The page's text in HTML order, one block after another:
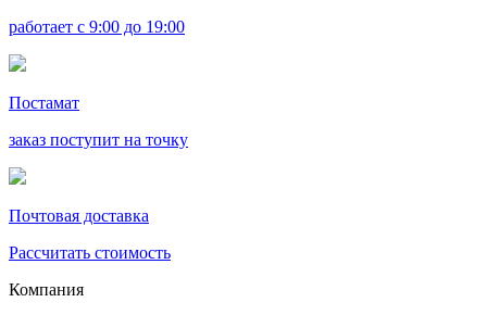
работает с 9:00 до 19:00
Постамат
заказ поступит на точку
Почтовая доставка
Рассчитать стоимость
Компания